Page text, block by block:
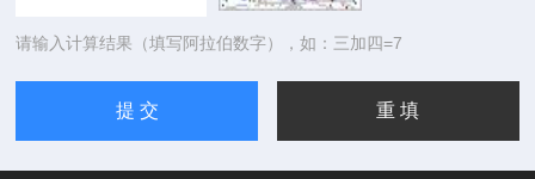
请输入计算结果（填写阿拉伯数字），如：三加四=7